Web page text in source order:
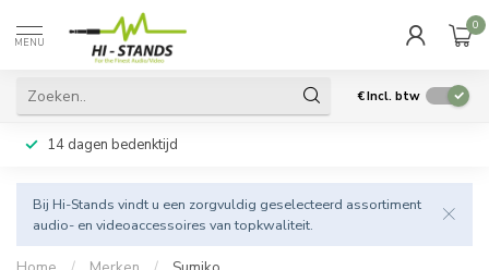
MENU
0
€Incl. btw
14 dagen bedenktijd
Bij Hi-Stands vindt u een zorgvuldig geselecteerd assortiment
audio- en videoaccessoires van topkwaliteit.